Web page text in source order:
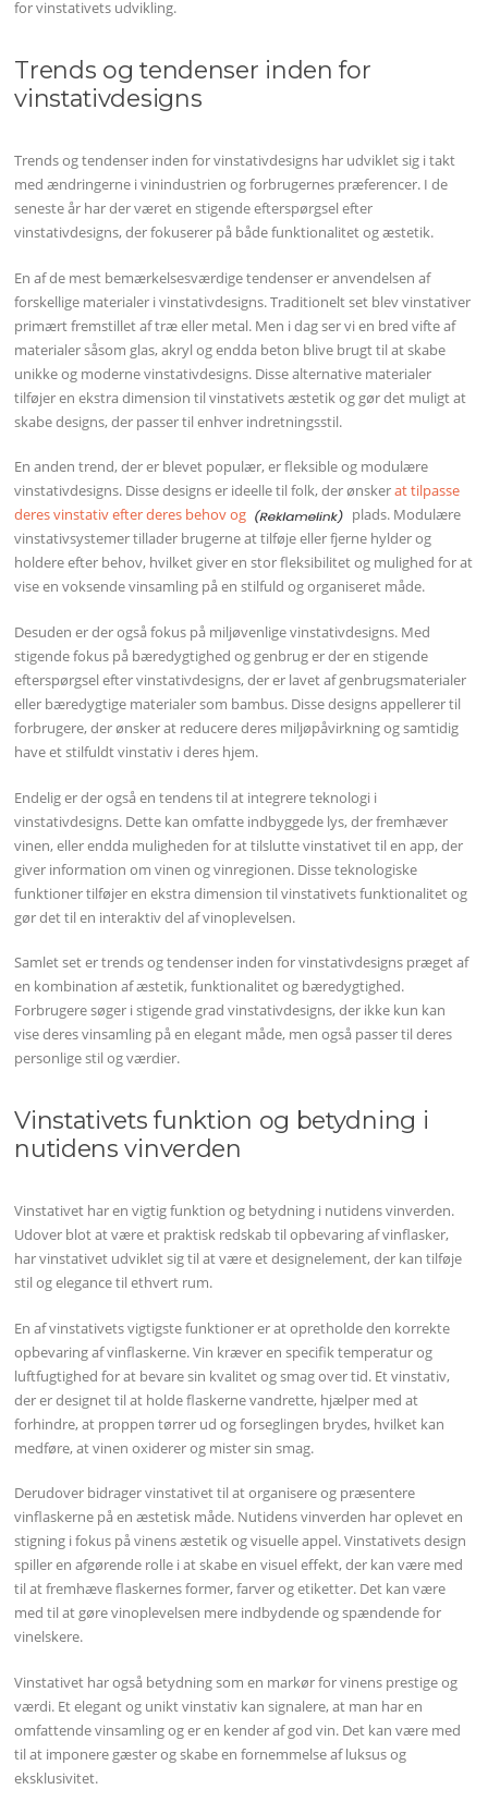
for vinstativets udvikling.
Trends og tendenser inden for
vinstativdesigns
Trends og tendenser inden for vinstativdesigns har udviklet sig i takt
med ændringerne i vinindustrien og forbrugernes præferencer. I de
seneste år har der været en stigende efterspørgsel efter
vinstativdesigns, der fokuserer på både funktionalitet og æstetik.
En af de mest bemærkelsesværdige tendenser er anvendelsen af
forskellige materialer i vinstativdesigns. Traditionelt set blev vinstativer
primært fremstillet af træ eller metal. Men i dag ser vi en bred vifte af
materialer såsom glas, akryl og endda beton blive brugt til at skabe
unikke og moderne vinstativdesigns. Disse alternative materialer
tilføjer en ekstra dimension til vinstativets æstetik og gør det muligt at
skabe designs, der passer til enhver indretningsstil.
En anden trend, der er blevet populær, er fleksible og modulære
vinstativdesigns. Disse designs er ideelle til folk, der ønskerat tilpasse
deres vinstativ efter deres behov og
plads. Modulære
vinstativsystemer tillader brugerne at tilføje eller fjerne hylder og
holdere efter behov, hvilket giver en stor fleksibilitet og mulighed for at
vise en voksende vinsamling på en stilfuld og organiseret måde.
Desuden er der også fokus på miljøvenlige vinstativdesigns. Med
stigende fokus på bæredygtighed og genbrug er der en stigende
efterspørgsel efter vinstativdesigns, der er lavet af genbrugsmaterialer
eller bæredygtige materialer som bambus. Disse designs appellerer til
forbrugere, der ønsker at reducere deres miljøpåvirkning og samtidig
have et stilfuldt vinstativ i deres hjem.
Endelig er der også en tendens til at integrere teknologi i
vinstativdesigns. Dette kan omfatte indbyggede lys, der fremhæver
vinen, eller endda muligheden for at tilslutte vinstativet til en app, der
giver information om vinen og vinregionen. Disse teknologiske
funktioner tilføjer en ekstra dimension til vinstativets funktionalitet og
gør det til en interaktiv del af vinoplevelsen.
Samlet set er trends og tendenser inden for vinstativdesigns præget af
en kombination af æstetik, funktionalitet og bæredygtighed.
Forbrugere søger i stigende grad vinstativdesigns, der ikke kun kan
vise deres vinsamling på en elegant måde, men også passer til deres
personlige stil og værdier.
Vinstativets funktion og betydning i
nutidens vinverden
Vinstativet har en vigtig funktion og betydning i nutidens vinverden.
Udover blot at være et praktisk redskab til opbevaring af vinflasker,
har vinstativet udviklet sig til at være et designelement, der kan tilføje
stil og elegance til ethvert rum.
En af vinstativets vigtigste funktioner er at opretholde den korrekte
opbevaring af vinflaskerne. Vin kræver en specifik temperatur og
luftfugtighed for at bevare sin kvalitet og smag over tid. Et vinstativ,
der er designet til at holde flaskerne vandrette, hjælper med at
forhindre, at proppen tørrer ud og forseglingen brydes, hvilket kan
medføre, at vinen oxiderer og mister sin smag.
Derudover bidrager vinstativet til at organisere og præsentere
vinflaskerne på en æstetisk måde. Nutidens vinverden har oplevet en
stigning i fokus på vinens æstetik og visuelle appel. Vinstativets design
spiller en afgørende rolle i at skabe en visuel effekt, der kan være med
til at fremhæve flaskernes former, farver og etiketter. Det kan være
med til at gøre vinoplevelsen mere indbydende og spændende for
vinelskere.
Vinstativet har også betydning som en markør for vinens prestige og
værdi. Et elegant og unikt vinstativ kan signalere, at man har en
omfattende vinsamling og er en kender af god vin. Det kan være med
til at imponere gæster og skabe en fornemmelse af luksus og
eksklusivitet.